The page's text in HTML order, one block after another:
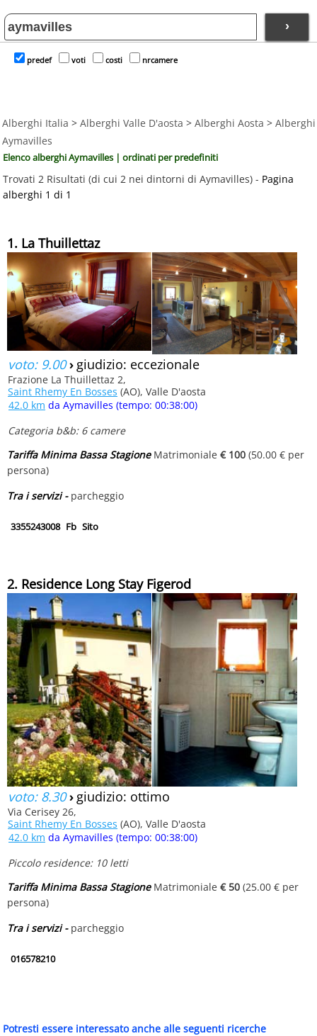
›
predef voti costi nrcamere
Alberghi Italia > Alberghi Valle D'aosta > Alberghi Aosta > Alberghi
Aymavilles
Elenco alberghi Aymavilles | ordinati per predefiniti
Trovati 2 Risultati (di cui 2 nei dintorni di Aymavilles) - Pagina
alberghi 1 di 1
1. La Thuillettaz
voto: 9.00› giudizio: eccezionale
Frazione La Thuillettaz 2,
Saint Rhemy En Bosses (AO), Valle D'aosta
42.0 km da Aymavilles (tempo: 00:38:00)
Categoria b&b: 6 camere
Tariffa Minima Bassa StagioneMatrimoniale € 100 (50.00 € per
persona)
Tra i servizi - parcheggio
3355243008 Fb Sito
2. Residence Long Stay Figerod
voto: 8.30› giudizio: ottimo
Via Cerisey 26,
Saint Rhemy En Bosses (AO), Valle D'aosta
42.0 km da Aymavilles (tempo: 00:38:00)
Piccolo residence: 10 letti
Tariffa Minima Bassa StagioneMatrimoniale € 50 (25.00 € per
persona)
Tra i servizi - parcheggio
016578210
Potresti essere interessato anche alle seguenti ricerche